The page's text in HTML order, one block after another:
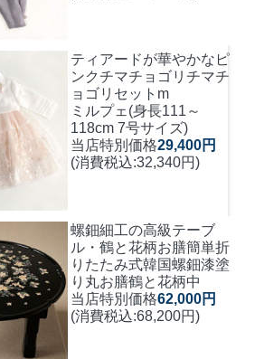
ティアードが華やかなピ
ンクチマチョゴリ チマチ
ョゴリセットm
ミルプェ(身長111～
118cm 7号サイズ)
当店特別価格29,400円
(消費税込:32,340円)
螺鈿細工の高級テーブ
ル・鶴と花柄お膳簡単折
りたたみ式韓国螺鈿漆塗
り丸お膳鶴と花柄中
当店特別価格62,000円
(消費税込:68,200円)